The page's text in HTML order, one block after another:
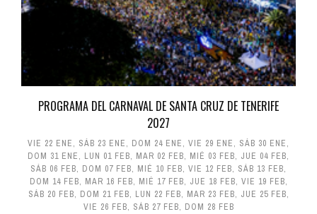
PROGRAMA DEL CARNAVAL DE SANTA CRUZ DE TENERIFE
2027
VIE 22 ENE, SÁB 23 ENE, DOM 24 ENE, VIE 29 ENE, SÁB 30 ENE,
DOM 31 ENE, LUN 01 FEB, MAR 02 FEB, MIÉ 03 FEB, JUE 04 FEB,
SÁB 06 FEB, DOM 07 FEB, MIÉ 10 FEB, VIE 12 FEB, SÁB 13 FEB,
DOM 14 FEB, MAR 16 FEB, MIÉ 17 FEB, JUE 18 FEB, VIE 19 FEB,
SÁB 20 FEB, DOM 21 FEB, LUN 22 FEB, MAR 23 FEB, JUE 25 FEB,
VIE 26 FEB, SÁB 27 FEB, DOM 28 FEB